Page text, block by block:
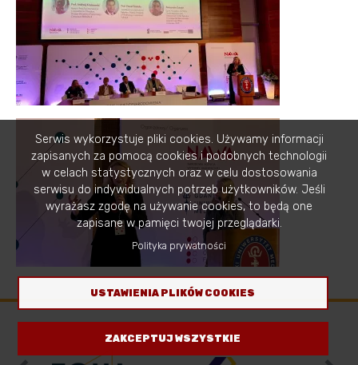
Image
Serwis wykorzystuje pliki cookies. Używamy informacji
zapisanych za pomocą cookies i podobnych technologii
w celach statystycznych oraz w celu dostosowania
serwisu do indywidualnych potrzeb użytkowników. Jeśli
wyrażasz zgodę na używanie cookies, to będą one
zapisane w pamięci twojej przeglądarki.
Polityka prywatności
USTAWIENIA PLIKÓW COOKIES
ZAKCEPTUJ WSZYSTKIE